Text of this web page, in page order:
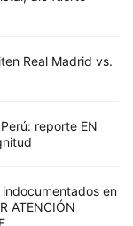
Real Madrid vs.
reporte EN
indocumentados en
ATENCIÓN